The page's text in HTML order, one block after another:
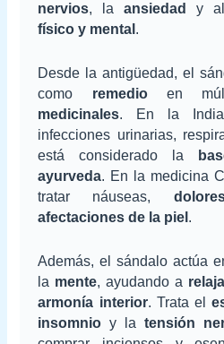
nervios, laansiedad y
físico y mental .
Desde la antigüedad, el
como remedioen
medicinales. En la
infecciones urinarias,
está considerado la
ayurveda. En la medicina
tratar náuseas,
afectaciones de la piel .
Además, el sándalo actúa
la mente, ayudando a
armonía interior. Trata el
insomnio y la tensión